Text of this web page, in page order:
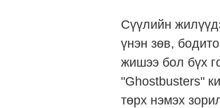
Сүүлийн
үнэн зөв,
жишээ бол бүх
"Ghostbusters"
төрх нэмэх